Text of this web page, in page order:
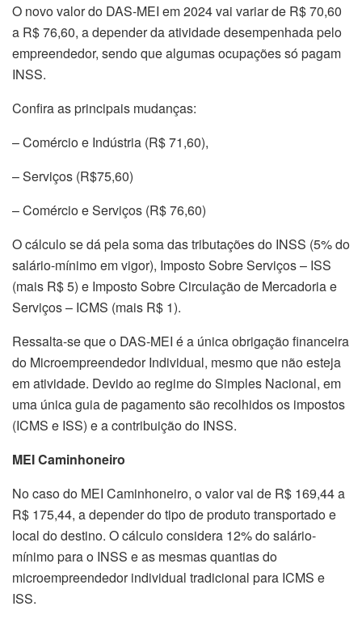
O novo valor do DAS-MEI em 2024 vai variar de R$ 70,60
a R$ 76,60, a depender da atividade desempenhada pelo
empreendedor, sendo que algumas ocupações só pagam
INSS.
Confira as principais mudanças:
– Comércio e Indústria (R$ 71,60),
– Serviços (R$75,60)
– Comércio e Serviços (R$ 76,60)
O cálculo se dá pela soma das tributações do INSS (5% do
salário-mínimo em vigor), Imposto Sobre Serviços – ISS
(mais R$ 5) e Imposto Sobre Circulação de Mercadoria e
Serviços – ICMS (mais R$ 1).
Ressalta-se que o DAS-MEI é a única obrigação financeira
do Microempreendedor Individual, mesmo que não esteja
em atividade. Devido ao regime do Simples Nacional, em
uma única guia de pagamento são recolhidos os impostos
(ICMS e ISS) e a contribuição do INSS.
MEI Caminhoneiro
No caso do MEI Caminhoneiro, o valor vai de R$ 169,44 a
R$ 175,44, a depender do tipo de produto transportado e
local do destino. O cálculo considera 12% do salário-
mínimo para o INSS e as mesmas quantias do
microempreendedor individual tradicional para ICMS e
ISS.